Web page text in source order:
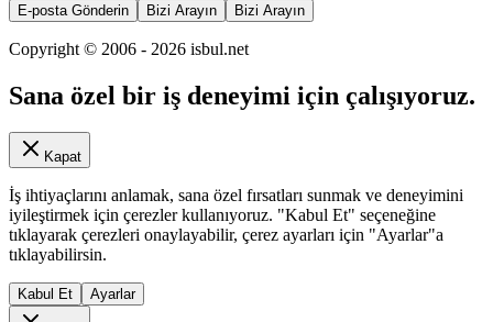
E-posta Gönderin
Bizi Arayın Bizi Arayın
Copyright © 2006 - 2026 isbul.net
Sana özel bir iş deneyimi için çalışıyoruz.
Kapat
İş ihtiyaçlarını anlamak, sana özel fırsatları sunmak ve deneyimini
iyileştirmek için çerezler kullanıyoruz. "Kabul Et" seçeneğine
tıklayarak çerezleri onaylayabilir, çerez ayarları için "Ayarlar"a
tıklayabilirsin.
Kabul Et Ayarlar